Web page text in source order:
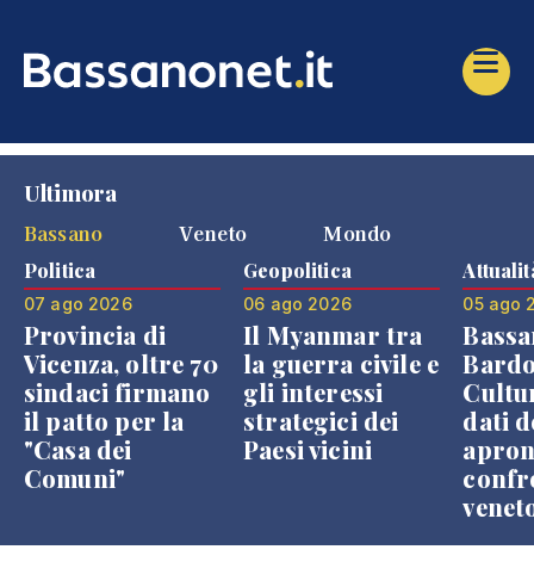
Ultimora
Bassano
Veneto Mondo
Politica
07 ago 2026
Provincia di
Vicenza, oltre 70
sindaci firmano
il patto per la
"Casa dei
Comuni"
Geopolitica
06 ago 2026
Il Myanmar tra
la guerra civile e
gli interessi
strategici dei
Paesi vicini
05 ago
dati